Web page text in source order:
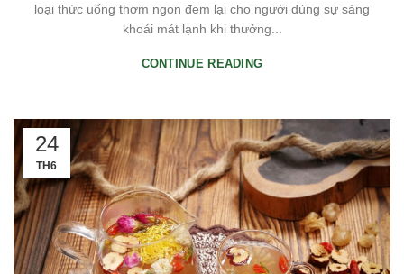
loại thức uống thơm ngon đem lại cho người dùng sự sảng
khoái mát lạnh khi thưởng...
CONTINUE READING
24
TH6